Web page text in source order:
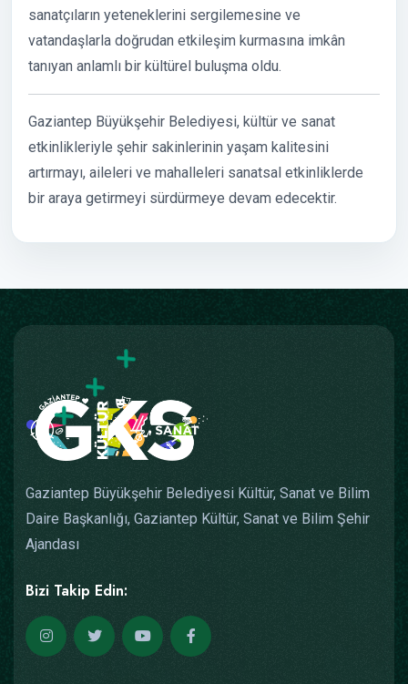
sanatçıların yeteneklerini sergilemesine ve
vatandaşlarla doğrudan etkileşim kurmasına imkân
tanıyan anlamlı bir kültürel buluşma oldu.
Gaziantep Büyükşehir Belediyesi, kültür ve sanat
etkinlikleriyle şehir sakinlerinin yaşam kalitesini
artırmayı, aileleri ve mahalleleri sanatsal etkinliklerde
bir araya getirmeyi sürdürmeye devam edecektir.
Gaziantep Büyükşehir Belediyesi Kültür, Sanat ve Bilim
Daire Başkanlığı, Gaziantep Kültür, Sanat ve Bilim Şehir
Ajandası
Bizi Takip Edin: